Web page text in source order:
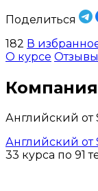
Поделиться
182 В
О курсе Отзывы
Английский от
Английский от
33 курса по 91